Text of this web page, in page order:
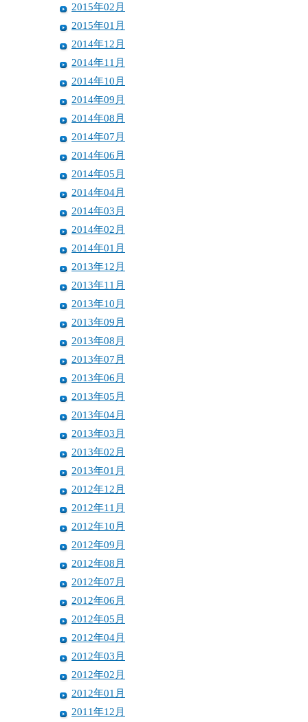
2015年02月
2015年01月
2014年12月
2014年11月
2014年10月
2014年09月
2014年08月
2014年07月
2014年06月
2014年05月
2014年04月
2014年03月
2014年02月
2014年01月
2013年12月
2013年11月
2013年10月
2013年09月
2013年08月
2013年07月
2013年06月
2013年05月
2013年04月
2013年03月
2013年02月
2013年01月
2012年12月
2012年11月
2012年10月
2012年09月
2012年08月
2012年07月
2012年06月
2012年05月
2012年04月
2012年03月
2012年02月
2012年01月
2011年12月